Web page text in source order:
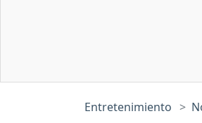
Entretenimiento